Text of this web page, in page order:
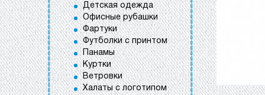
Детская одежда
Офисные рубашки
Фартуки
Футболки с принтом
Панамы
Куртки
Ветровки
Халаты с логотипом